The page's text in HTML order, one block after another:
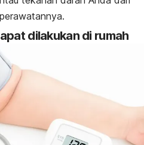
dilakukan di rumah